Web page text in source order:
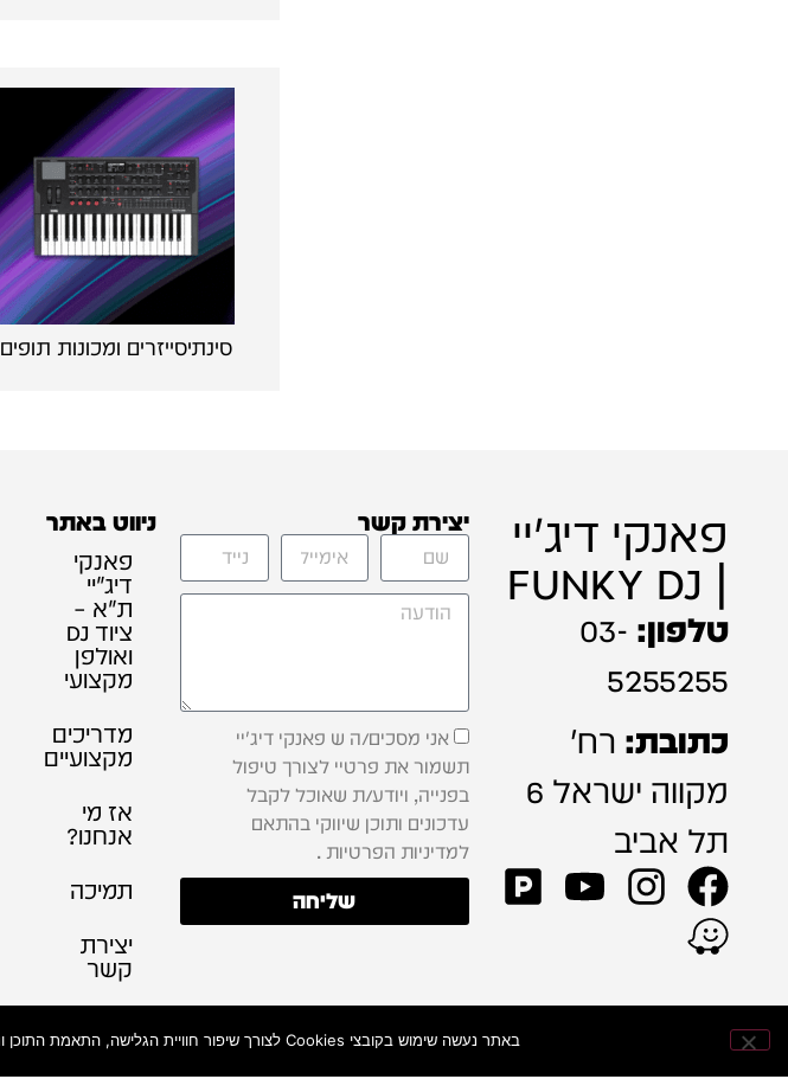
סינתיסייזרים ומכונות תופים
פאנקי דיג'יי
| FUNKY DJ
טלפון: 03-
5255255
כתובת: רח'
מקווה ישראל 6
תל אביב
יצירת קשר
אני מסכים/ה ש פאנקי דיג'יי
תשמור את פרטיי לצורך טיפול
בפנייה, ויודע/ת שאוכל לקבל
עדכונים ותוכן שיווקי בהתאם
למדיניות הפרטיות .
שליחה
ניווט באתר
פאנקי
דיג׳יי
ת"א –
ציוד DJ
ואולפן
מקצועי
מדריכים
מקצועיים
אז מי
אנחנו?
תמיכה
יצירת
קשר
אתר
באתר נעשה שימוש בקובצי Cookies לצורך שיפור חוויית הגלישה, התאמת התוכן וניתוח ביצועי האתר — כדי להעניק לכם חוויית קנייה מהירה ונוחה יותר.